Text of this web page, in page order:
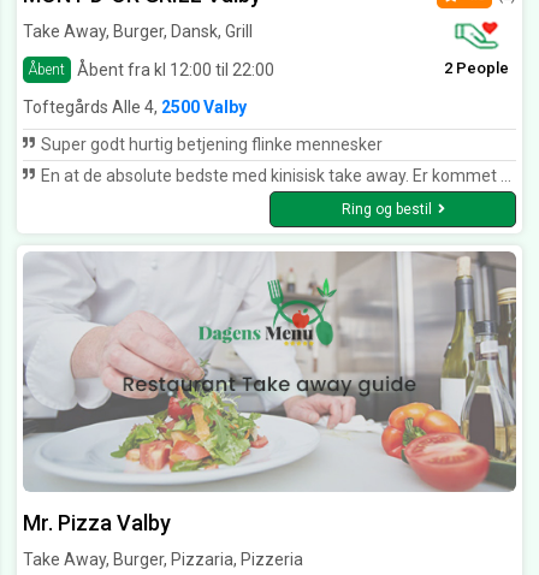
Take Away, Burger, Dansk, Grill
Åbent Åbent fra kl 12:00 til 22:00 2 People
Toftegårds Alle 4, 2500 Valby
Super godt hurtig betjening flinke mennesker
En at de absolute bedste med kinisisk take away. Er kommet der igennem mange år, og de svigter aldrig. Den sidste stjerne, Kunne de få hvis de Kunne tilbyde udbringning.
Ring og bestil
Mr. Pizza Valby
Take Away, Burger, Pizzaria, Pizzeria